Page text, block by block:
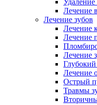
Лечение
Лечение зубов
Лечение
Лечение
Лечение
Глубокий
Лечение
Острый
Травмы